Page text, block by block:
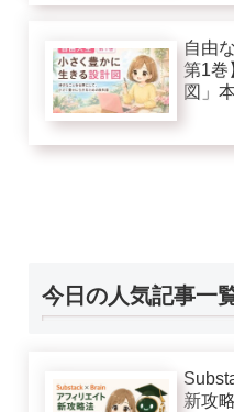
自由
第1巻
図」
今日の人気記事一
新攻